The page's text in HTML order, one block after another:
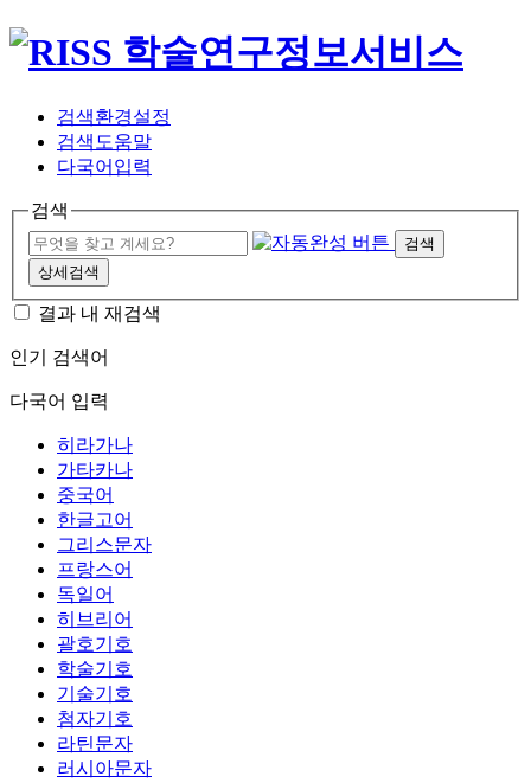
검색환경설정
검색도움말
다국어입력
검색
검색
상세검색
결과 내 재검색
인기 검색어
다국어 입력
히라가나
가타카나
중국어
한글고어
그리스문자
프랑스어
독일어
히브리어
괄호기호
학술기호
기술기호
첨자기호
라틴문자
러시아문자